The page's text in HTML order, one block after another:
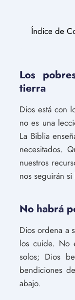
Índice de
Los
tierra
Dios está con
no es una
La Biblia
necesitados.
nuestros
nos seguirán
No habrá
Dios ordena a
los cuide. No
solos; Dios
bendiciones
abajo.